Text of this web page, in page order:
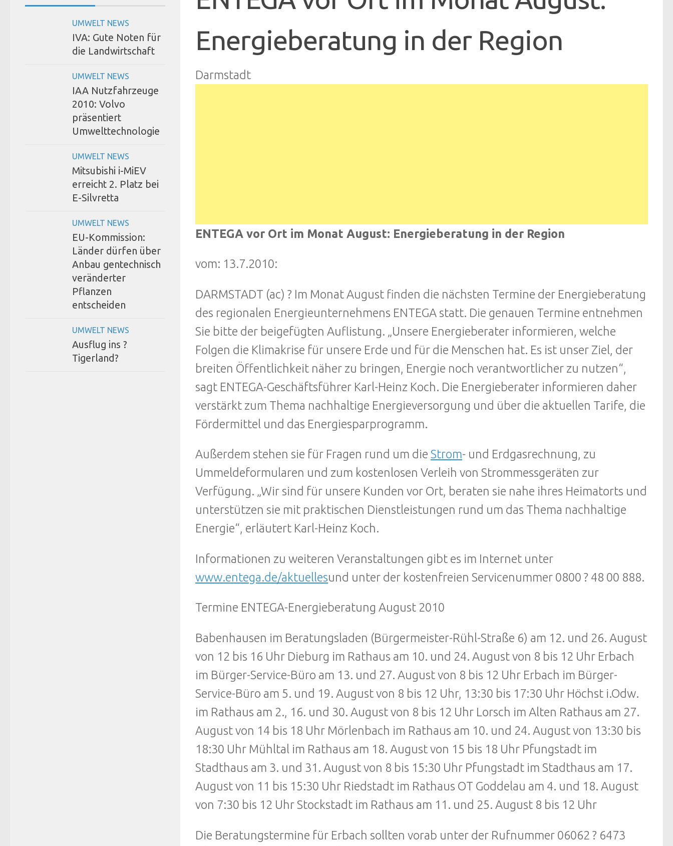
Energieberatung in der Region
Darmstadt
ENTEGA vor Ort im Monat August: Energieberatung in der Region
vom: 13.7.2010:
DARMSTADT (ac) ? Im Monat August finden die nächsten Termine der Energieberatung
des regionalen Energieunternehmens ENTEGA statt. Die genauen Termine entnehmen
Sie bitte der beigefügten Auflistung. „Unsere Energieberater informieren, welche
Folgen die Klimakrise für unsere Erde und für die Menschen hat. Es ist unser Ziel, der
breiten Öffentlichkeit näher zu bringen, Energie noch verantwortlicher zu nutzen“,
sagt ENTEGA-Geschäftsführer Karl-Heinz Koch. Die Energieberater informieren daher
verstärkt zum Thema nachhaltige Energieversorgung und über die aktuellen Tarife, die
Fördermittel und das Energiesparprogramm.
Außerdem stehen sie für Fragen rund um die Strom- und Erdgasrechnung, zu
Ummeldeformularen und zum kostenlosen Verleih von Strommessgeräten zur
Verfügung. „Wir sind für unsere Kunden vor Ort, beraten sie nahe ihres Heimatorts und
unterstützen sie mit praktischen Dienstleistungen rund um das Thema nachhaltige
Energie“, erläutert Karl-Heinz Koch.
Informationen zu weiteren Veranstaltungen gibt es im Internet unter
www.entega.de/aktuellesund unter der kostenfreien Servicenummer 0800 ? 48 00 888.
Termine ENTEGA-Energieberatung August 2010
Babenhausen im Beratungsladen (Bürgermeister-Rühl-Straße 6) am 12. und 26. August
von 12 bis 16 Uhr Dieburg im Rathaus am 10. und 24. August von 8 bis 12 Uhr Erbach
im Bürger-Service-Büro am 13. und 27. August von 8 bis 12 Uhr Erbach im Bürger-
Service-Büro am 5. und 19. August von 8 bis 12 Uhr, 13:30 bis 17:30 Uhr Höchst i.Odw.
im Rathaus am 2., 16. und 30. August von 8 bis 12 Uhr Lorsch im Alten Rathaus am 27.
August von 14 bis 18 Uhr Mörlenbach im Rathaus am 10. und 24. August von 13:30 bis
18:30 Uhr Mühltal im Rathaus am 18. August von 15 bis 18 Uhr Pfungstadt im
Stadthaus am 3. und 31. August von 8 bis 15:30 Uhr Pfungstadt im Stadthaus am 17.
August von 11 bis 15:30 Uhr Riedstadt im Rathaus OT Goddelau am 4. und 18. August
von 7:30 bis 12 Uhr Stockstadt im Rathaus am 11. und 25. August 8 bis 12 Uhr
Die Beratungstermine für Erbach sollten vorab unter der Rufnummer 06062 ? 6473
UMWELT NEWS
IVA: Gute Noten für
die Landwirtschaft
UMWELT NEWS
IAA Nutzfahrzeuge
2010: Volvo
präsentiert
Umwelttechnologie
UMWELT NEWS
Mitsubishi i-MiEV
erreicht 2. Platz bei
E-Silvretta
UMWELT NEWS
EU-Kommission:
Länder dürfen über
Anbau gentechnisch
veränderter
Pflanzen
entscheiden
UMWELT NEWS
Ausflug ins ?
Tigerland?